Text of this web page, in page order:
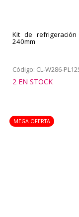
Kit de refrigeración
240mm
Código: CL-W286-
2 EN STOCK
MEGA OFERTA